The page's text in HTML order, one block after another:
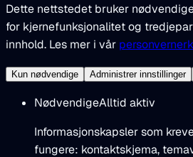
Dette nettstedet bruker
for kjernefunksjonalitet og
innhold. Les mer i vår
Kun nødvendige Administrer innstillinger
NødvendigeAlltid aktiv
Informasjonskapsler som
fungere: kontaktskjema,